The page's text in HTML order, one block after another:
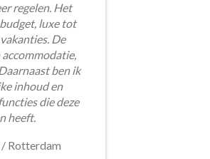
regelen. Het
luxe tot
De
ben ik
inhoud en
die deze
heeft.
/ Rotterdam